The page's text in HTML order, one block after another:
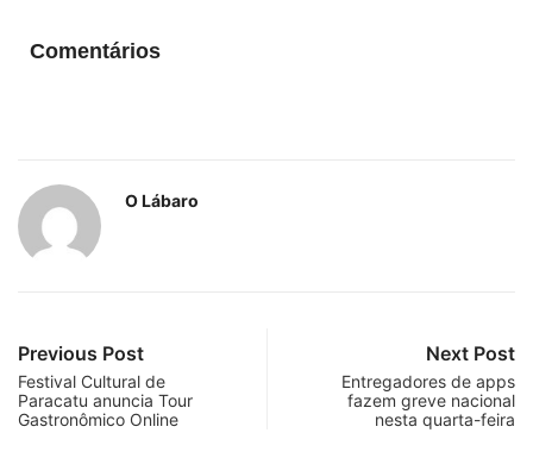
Comentários
O Lábaro
Previous Post
Festival Cultural de
Paracatu anuncia Tour
Gastronômico Online
Next Post
Entregadores de apps
fazem greve nacional
nesta quarta-feira